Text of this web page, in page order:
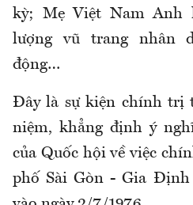
kỳ; Mẹ Việt Nam Anh
lượng vũ trang nhân
động…
Đây là sự kiện chính trị
niệm, khẳng định ý
của Quốc hội về việc
phố Sài Gòn - Gia